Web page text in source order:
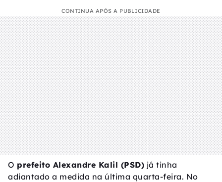
CONTINUA APÓS A PUBLICIDADE
O prefeito Alexandre Kalil (PSD) já tinha
adiantado a medida na última quarta-feira. No